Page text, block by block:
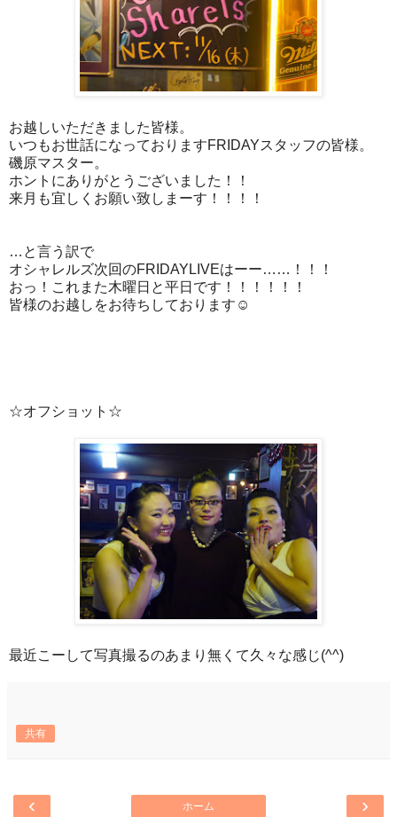
お越しいただきました皆様。
いつもお世話になっておりますFRIDAYスタッフの皆様。
磯原マスター。
ホントにありがとうございました！！
来月も宜しくお願い致しまーす！！！！
…と言う訳で
オシャレルズ次回のFRIDAYLIVEはーー……！！！
おっ！これまた木曜日と平日です！！！！！！
皆様のお越しをお待ちしております☺︎
☆オフショット☆
最近こーして写真撮るのあまり無くて久々な感じ(^^)
共有
‹ ›
ホーム